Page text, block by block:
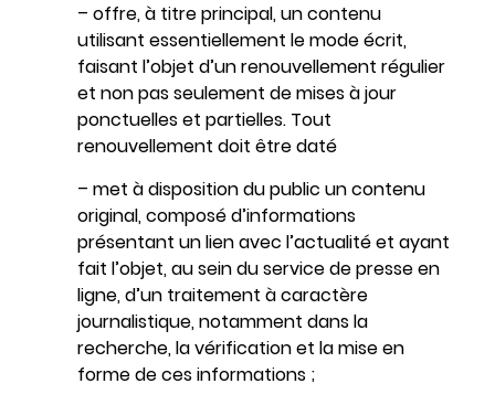
– offre, à titre principal, un contenu
utilisant essentiellement le mode écrit,
faisant l’objet d’un renouvellement régulier
et non pas seulement de mises à jour
ponctuelles et partielles. Tout
renouvellement doit être daté
– met à disposition du public un contenu
original, composé d’informations
présentant un lien avec l’actualité et ayant
fait l’objet, au sein du service de presse en
ligne, d’un traitement à caractère
journalistique, notamment dans la
recherche, la vérification et la mise en
forme de ces informations ;